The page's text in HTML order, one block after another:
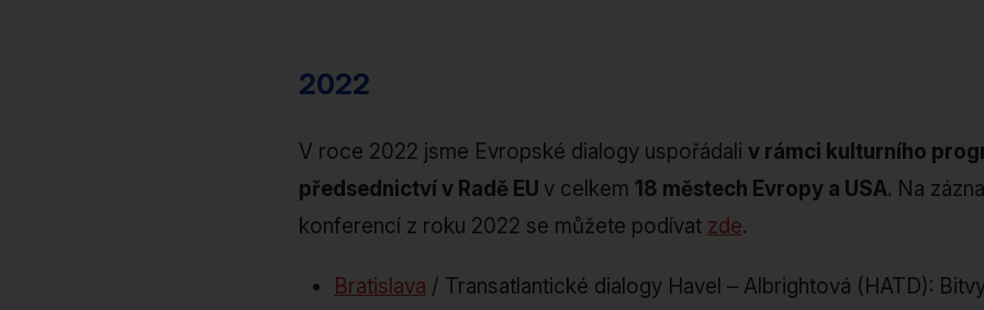
2022
V roce 2022 jsme Evropské dialogy uspořádali v rámci kulturního
předsednictví v Radě EU v celkem 18 městech Evropy a USA. Na
konferencí z roku 2022 se můžete podívat zde.
Bratislava / Transatlantické dialogy Havel – Albrightová (HATD):